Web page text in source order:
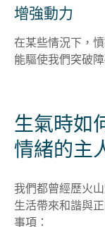
增強動力
在某些情況下，
能驅使我們突破
生氣時如
情緒的主
我們都曾經歷火
生活帶來和諧與
事項：